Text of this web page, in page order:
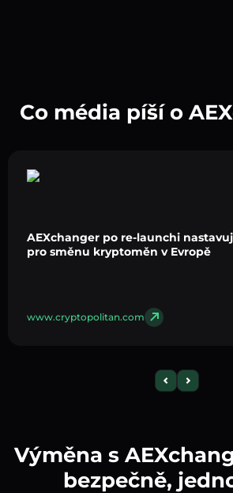
Co média píší o
AEXchanger po re-launchi
pro směnu kryptoměn v Evropě
www.cryptopolitan.com
Výměna s
bezpečně,